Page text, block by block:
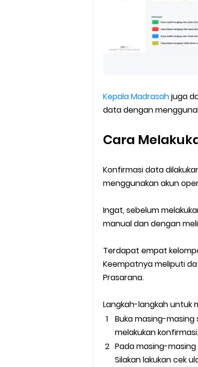
Kepala Madrasahjuga
data dengan
Cara
Konfirmasi data
menggunakan akun
Ingat, sebelum
manual dan dengan
Terdapat empat
Keempatnya meliputi
Prasarana.
Langkah-langkah untuk
Buka masing-
melakukan konfirmasi.
Pada masing-
Silakan lakukan cek